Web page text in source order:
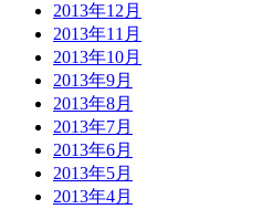
2013年12月
2013年11月
2013年10月
2013年9月
2013年8月
2013年7月
2013年6月
2013年5月
2013年4月